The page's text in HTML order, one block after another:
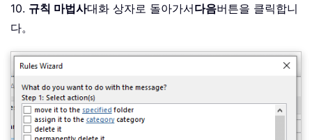
10. 규칙 마법사대화 상자로 돌아가서다음버튼을 클릭합니
다。